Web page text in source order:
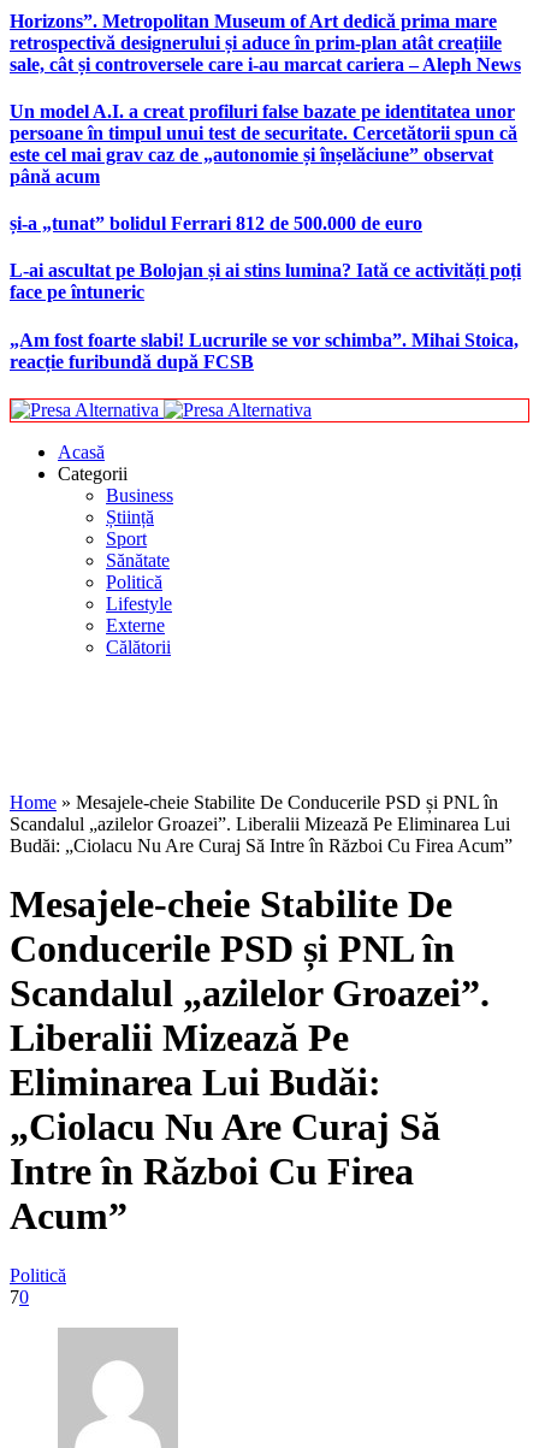
Horizons”. Metropolitan Museum of Art dedică prima mare
retrospectivă designerului și aduce în prim-plan atât creațiile
sale, cât și controversele care i-au marcat cariera – Aleph News
Un model A.I. a creat profiluri false bazate pe identitatea unor
persoane în timpul unui test de securitate. Cercetătorii spun că
este cel mai grav caz de „autonomie și înșelăciune” observat
până acum
și-a „tunat” bolidul Ferrari 812 de 500.000 de euro
L-ai ascultat pe Bolojan și ai stins lumina? Iată ce activități poți
face pe întuneric
„Am fost foarte slabi! Lucrurile se vor schimba”. Mihai Stoica,
reacție furibundă după FCSB
Acasă
Categorii
Business
Știință
Sport
Sănătate
Politică
Lifestyle
Externe
Călătorii
Home » Mesajele-cheie Stabilite De Conducerile PSD și PNL în
Scandalul „azilelor Groazei”. Liberalii Mizează Pe Eliminarea Lui
Budăi: „Ciolacu Nu Are Curaj Să Intre în Război Cu Firea Acum”
Mesajele-cheie Stabilite De
Conducerile PSD și PNL în
Scandalul „azilelor Groazei”.
Liberalii Mizează Pe
Eliminarea Lui Budăi:
„Ciolacu Nu Are Curaj Să
Intre în Război Cu Firea
Acum”
Politică
70